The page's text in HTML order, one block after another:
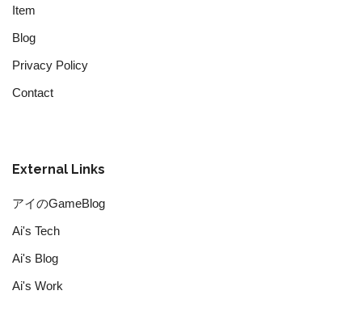
Item
Blog
Privacy Policy
Contact
External Links
アイのGameBlog
Ai's Tech
Ai's Blog
Ai's Work